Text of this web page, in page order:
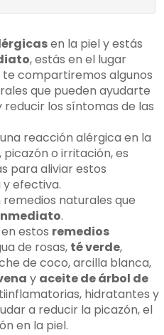
en la piel y estás
, estás en el lugar
compartiremos algunos
que pueden ayudarte
reducir los síntomas de las
reacción alérgica en la
o irritación, es
para aliviar estos
efectiva.
naturales que
.
estos remedios
de rosas, té verde,
de coco, arcilla blanca,
y aceite de árbol de
hidratantes y
a reducir la picazón, el
en la piel.